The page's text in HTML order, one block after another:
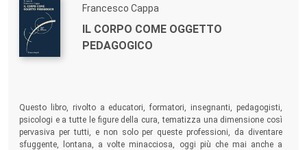
Francesco Cappa
IL CORPO COME OGGETTO
PEDAGOGICO
Questo libro, rivolto a educatori, formatori, insegnanti, pedagogisti,
psicologi e a tutte le figure della cura, tematizza una dimensione così
pervasiva per tutti, e non solo per queste professioni, da diventare
sfuggente, lontana, a volte minacciosa, oggi più che mai anche a